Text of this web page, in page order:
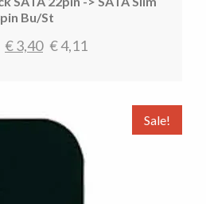
Bu/­St
Oorspronkelijke
€ 6,60.
€3,40 Huidige
€ 3,40.
€4,11
Sale!